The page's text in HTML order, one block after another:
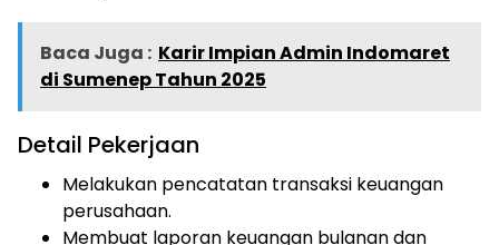
Baca Juga : Karir Impian Admin Indomaret
di Sumenep Tahun 2025
Detail Pekerjaan
Melakukan pencatatan transaksi keuangan
perusahaan.
Membuat laporan keuangan bulanan dan